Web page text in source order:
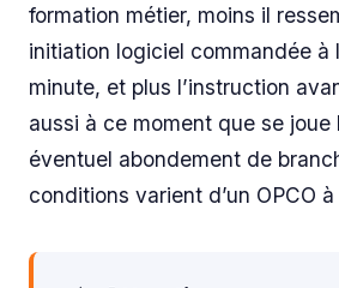
formation métier, moins il
initiation logiciel commandée à
minute, et plus l’instruction
aussi à ce moment que se joue
éventuel abondement de
conditions varient d’un OPCO à